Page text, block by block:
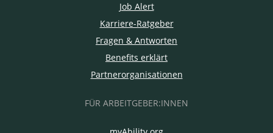
Job Alert
Karriere-Ratgeber
Fragen & Antworten
Benefits erklärt
Partnerorganisationen
FÜR ARBEITGEBER:INNEN